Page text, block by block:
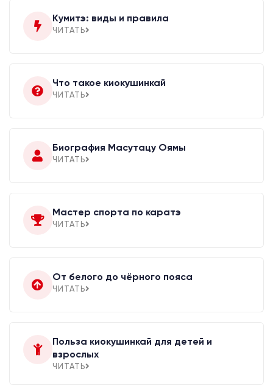
Кумитэ: виды и правила
ЧИТАТЬ
Что такое киокушинкай
ЧИТАТЬ
Биография Масутацу Оямы
ЧИТАТЬ
Мастер спорта по каратэ
ЧИТАТЬ
От белого до чёрного пояса
ЧИТАТЬ
Польза киокушинкай для детей и
взрослых
ЧИТАТЬ